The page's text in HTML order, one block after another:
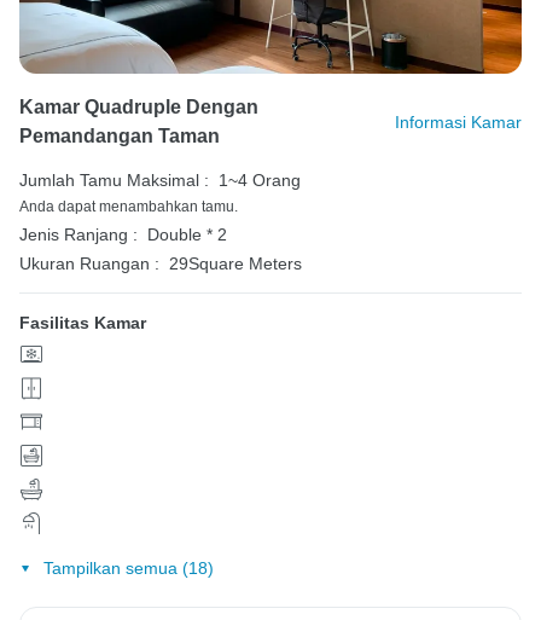
Kamar Quadruple Dengan
Pemandangan Taman
Informasi Kamar
Jumlah Tamu Maksimal : 1~4 Orang
Anda dapat menambahkan tamu.
Jenis Ranjang :
Double * 2
Ukuran Ruangan : 29Square Meters
Fasilitas Kamar
Tampilkan semua (18)